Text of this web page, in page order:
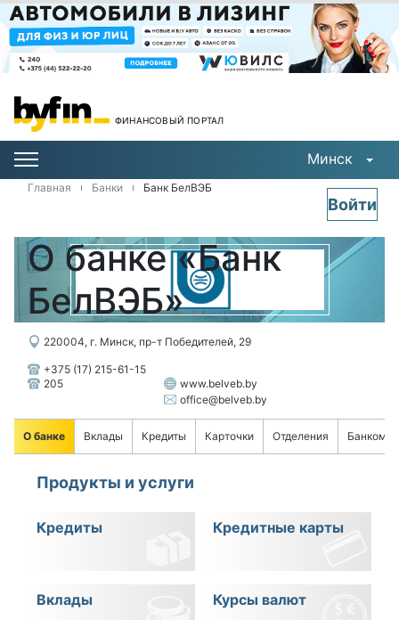
ФИНАНСОВЫЙ ПОРТАЛ
Минск
Главная Банки Банк БелВЭБ
Войти
О банке «Банк
БелВЭБ»
220004, г. Минск, пр-т Победителей, 29
+375 (17) 215-61-15
205
www.belveb.by
office@belveb.by
О банке Вклады Кредиты Карточки Отделения
Продукты и услуги
Кредиты Кредитные карты
Вклады Курсы валют